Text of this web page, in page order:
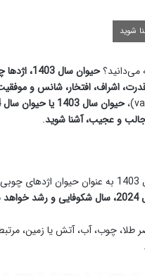
حیوان
جالب و عجیب، آشنا شوید.
طلا، چوب، آب، آتش یا زمین،
.